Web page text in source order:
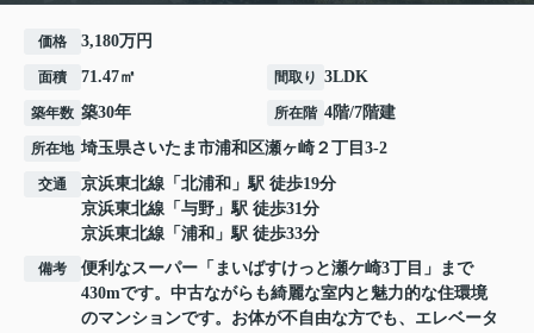
価格 3,180万円
面積 71.47㎡ 間取り 3LDK
築年数 築30年 所在階 4階/7階建
所在地 埼玉県さいたま市浦和区瀬ヶ崎 ２丁目3-2
交通 京浜東北線 「 北浦和 」駅 徒歩19分
京浜東北線 「 与野 」駅 徒歩31分
京浜東北線 「 浦和 」駅 徒歩33分
備考
便利なスーパー「まいばすけっと瀬ケ崎3丁目」まで
430mです。中古ながらも綺麗な室内と魅力的な住環境
のマンションです。お体が不自由な方でも、エレベータ